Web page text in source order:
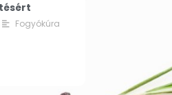
Fogyókúra